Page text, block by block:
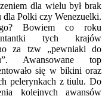
dla wielu był brak
dla Polki czy Wenezuelki.
Bowiem co roku
tych krajów
za tzw „pewniaki do
Awansowane top
się w bikini oraz
pelerynkach z tiulu. Do
kolejnych awansów